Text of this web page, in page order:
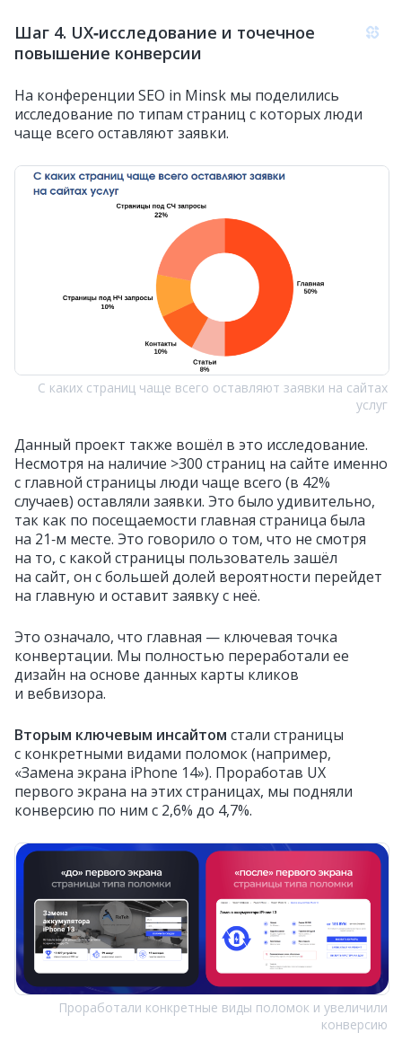
Шаг 4. UX‑исследование и точечное
повышение конверсии
На конференции SEO in Minsk мы поделились
исследование по типам страниц с которых люди
чаще всего оставляют заявки.
С каких страниц чаще всего оставляют заявки на сайтах
услуг
Данный проект также вошёл в это исследование.
Несмотря на наличие >300 страниц на сайте именно
с главной страницы люди чаще всего (в 42%
случаев) оставляли заявки. Это было удивительно,
так как по посещаемости главная страница была
на 21‑м месте. Это говорило о том, что не смотря
на то, с какой страницы пользователь зашёл
на сайт, он с большей долей вероятности перейдет
на главную и оставит заявку с неё.
Это означало, что главная — ключевая точка
конвертации. Мы полностью переработали ее
дизайн на основе данных карты кликов
и вебвизора.
Вторым ключевым инсайтом стали страницы
с конкретными видами поломок (например,
«Замена экрана iPhone 14»). Проработав UX
первого экрана на этих страницах, мы подняли
конверсию по ним с 2,6% до 4,7%.
Проработали конкретные виды поломок и увеличили
конверсию